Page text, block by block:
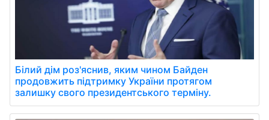
Білий дім роз'яснив, яким чином Байден
продовжить підтримку України протягом
залишку свого президентського терміну.